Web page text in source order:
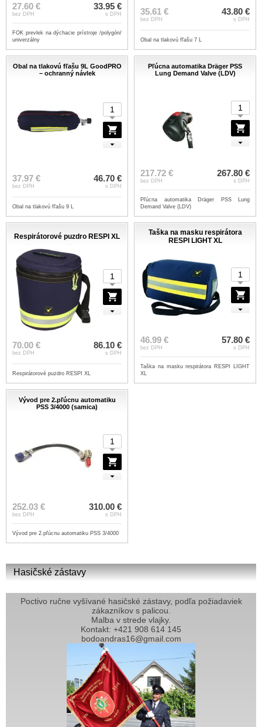
Hasičské zástavy
Poctivo ručne vyšívané hasičské zástavy, podľa požiadaviek
zákazníkov s palicou.
Malba v strede vlajky.
Kontakt: +421 908 614 145
bodoandras16@gmail.com
27.60 €
bez DPH
33.95 €
s DPH
FOK prevlek na dýchacie prístroje /polygón/
univerzálny
35.61 €
bez DPH
43.80 €
s DPH
Obal na tlakovú fľašu 7 L
Obal na tlakovú fľašu 9L GoodPRO
– ochranný návlek
37.97 €
bez DPH
46.70 €
s DPH
Obal na tlakovú fľašu 9 L
Pľúcna automatika Dräger PSS
Lung Demand Valve (LDV)
217.72 €
bez DPH
267.80 €
s DPH
Pľúcna automatika Dräger PSS Lung
Demand Valve (LDV)
Respirátorové puzdro RESPI XL
70.00 €
bez DPH
86.10 €
s DPH
Respirátorové puzdro RESPI XL
Taška na masku respirátora
RESPI LIGHT XL
46.99 €
bez DPH
57.80 €
s DPH
Taška na masku respirátora RESPI LIGHT
XL
Vývod pre 2.pľúcnu automatiku
PSS 3/4000 (samica)
252.03 €
bez DPH
310.00 €
s DPH
Vývod pre 2.pľúcnu automatiku PSS 3/4000